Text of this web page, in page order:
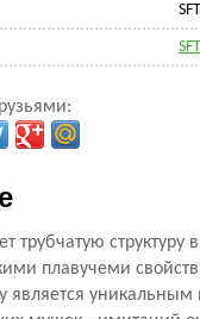
трубчатую структуру
плавучеми
является уникальным